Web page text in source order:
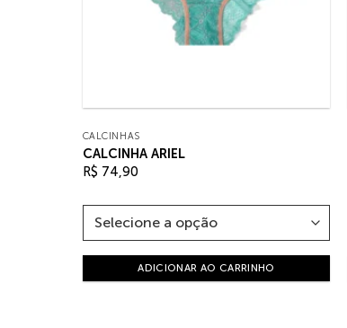
CALCINHAS
CALCINHA ARIEL
R$ 74,90
ADICIONAR AO CARRINHO